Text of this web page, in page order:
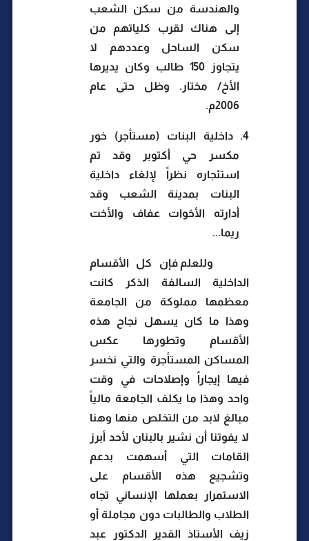
والهندسة من سكن الشعب
إلى هناك لقرب كلياتهم من
سكن الساحل وعددهم لا
يتجاوز 150 طالب وكان يديرها
الأخ/ مختار. وظل حتى عام
2006م.
4.
داخلية البنات (مستأجر) خور
مكسر حي أكتوبر وقد تم
استئجاره نظراً لإلغاء داخلية
البنات بمدينة الشعب وقد
أدارته الأخوات عفاف والأخت
ريما...
وللعلم فإن كل الأقسام
الداخلية السالفة الذكر كانت
معظمها مملوكة من الجامعة
وهذا ما كان يسهل نجاح هذه
الأقسام وتطورها عكس
المساكن المستأجرة والتي نخسر
فيها إيجاراً وإصلاحات في وقت
واحد وهذا ما يكلف الجامعة مالياً
مبالغ لابد من التخلص منها وهنا
لا يفوتنا أن نشير بالبنان لأحد أبرز
القامات التي أسهمت بدعم
وتشجيع هذه الأقسام على
الاستمرار بعملها الإنساني تجاه
الطلاب والطالبات دون مجاملة أو
زيف الأستاذ القدير الدكتور عبد